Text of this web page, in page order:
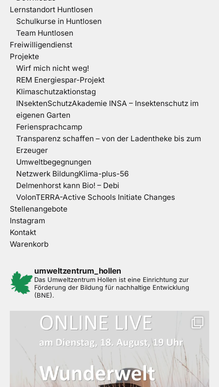
Lernstandort Huntlosen
Schulkurse in Huntlosen
Team Huntlosen
Freiwilligendienst
Projekte
Wirf mich nicht weg!
REM Energiespar-Projekt
Klimaschutzaktionstag
INsektenSchutzAkademie INSA – Insektenschutz im
eigenen Garten
Feriensprachcamp
Transparenz schaffen – von der Ladentheke bis zum
Erzeuger
Umweltbegegnungen
Netzwerk BildungKlima-plus-56
Delmenhorst kann Bio! – Debi
VolonTERRA-Active Schools Initiate Changes
Stellenangebote
Instagram
Kontakt
Warenkorb
umweltzentrum_hollen
Das Umweltzentrum Hollen ist eine Einrichtung zur
Förderung der Bildung für nachhaltige Entwicklung
(BNE).